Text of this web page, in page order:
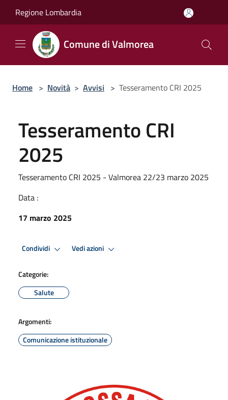
Regione Lombardia
Comune di Valmorea
Home > Novità > Avvisi > Tesseramento CRI 2025
Tesseramento CRI
2025
Tesseramento CRI 2025 - Valmorea 22/23 marzo 2025
Data :
17 marzo 2025
Condividi Vedi azioni
Categorie:
Salute
Argomenti:
Comunicazione istituzionale